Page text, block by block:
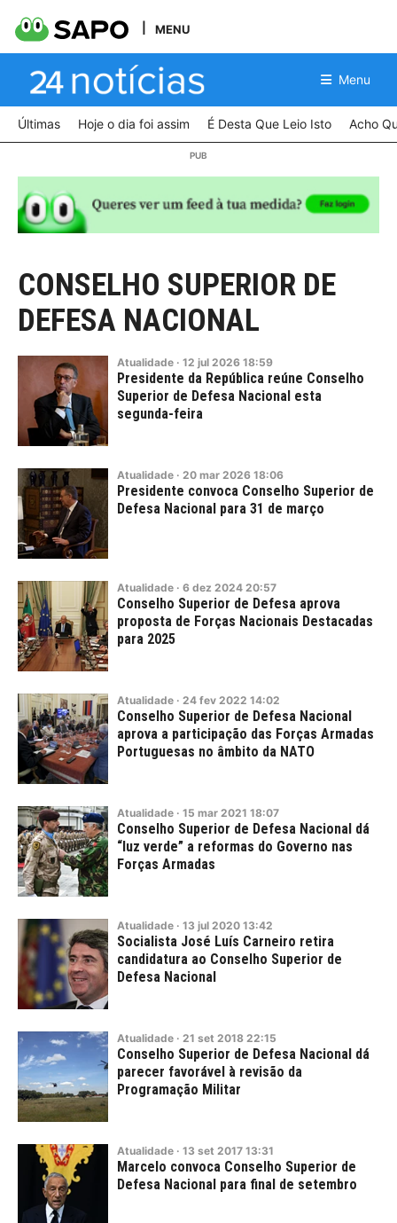
MENU
Menu
Últimas Hoje o dia foi assim É Desta Que Leio Isto Acho
CONSELHO SUPERIOR DE
DEFESA NACIONAL
Atualidade · 12 jul 2026 18:59
Presidente da República reúne Conselho
Superior de Defesa Nacional esta
segunda-feira
Atualidade · 20 mar 2026 18:06
Presidente convoca Conselho Superior de
Defesa Nacional para 31 de março
Atualidade · 6 dez 2024 20:57
Conselho Superior de Defesa aprova
proposta de Forças Nacionais Destacadas
para 2025
Atualidade · 24 fev 2022 14:02
Conselho Superior de Defesa Nacional
aprova a participação das Forças Armadas
Portuguesas no âmbito da NATO
Atualidade · 15 mar 2021 18:07
Conselho Superior de Defesa Nacional dá
“luz verde” a reformas do Governo nas
Forças Armadas
Atualidade · 13 jul 2020 13:42
Socialista José Luís Carneiro retira
candidatura ao Conselho Superior de
Defesa Nacional
Atualidade · 21 set 2018 22:15
Conselho Superior de Defesa Nacional dá
parecer favorável à revisão da
Programação Militar
Atualidade · 13 set 2017 13:31
Marcelo convoca Conselho Superior de
Defesa Nacional para final de setembro